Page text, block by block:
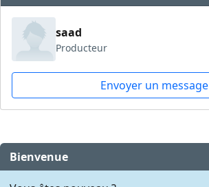
saad
Producteur
Envoyer un message
Bienvenue